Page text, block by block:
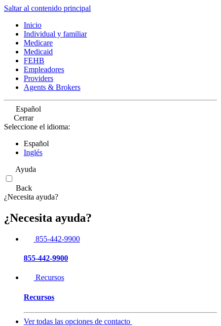
Saltar al contenido principal
Inicio
Individual y familiar
Medicare
Medicaid
FEHB
Empleadores
Providers
Agents & Brokers
Español
Cerrar
Seleccione el idioma:
Español
Inglés
Ayuda
Back
¿Necesita ayuda?
¿Necesita ayuda?
855-442-9900
855-442-9900
Recursos
Recursos
Ver todas las opciones de contacto